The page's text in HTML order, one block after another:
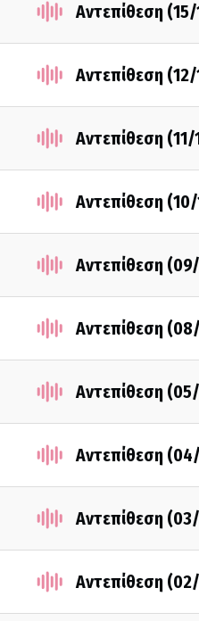
Αντεπίθεση
Αντεπίθεση
Αντεπίθεση
Αντεπίθεση
Αντεπίθεση
Αντεπίθεση
Αντεπίθεση
Αντεπίθεση
Αντεπίθεση
Αντεπίθεση